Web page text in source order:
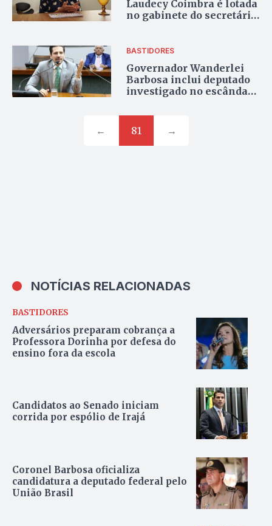
Laudecy Coimbra é lotada
no gabinete do secretário
BASTIDORES
Governador Wanderlei
Barbosa inclui deputado
investigado no escândalo
debaterá meio ambiente
na Suíça
← 81 →
NOTÍCIAS RELACIONADAS
BASTIDORES
Adversários preparam cobrança a
Professora Dorinha por defesa do
ensino fora da escola
Candidatos ao Senado iniciam
corrida por espólio de Irajá
Coronel Barbosa oficializa
candidatura a deputado federal pelo
União Brasil